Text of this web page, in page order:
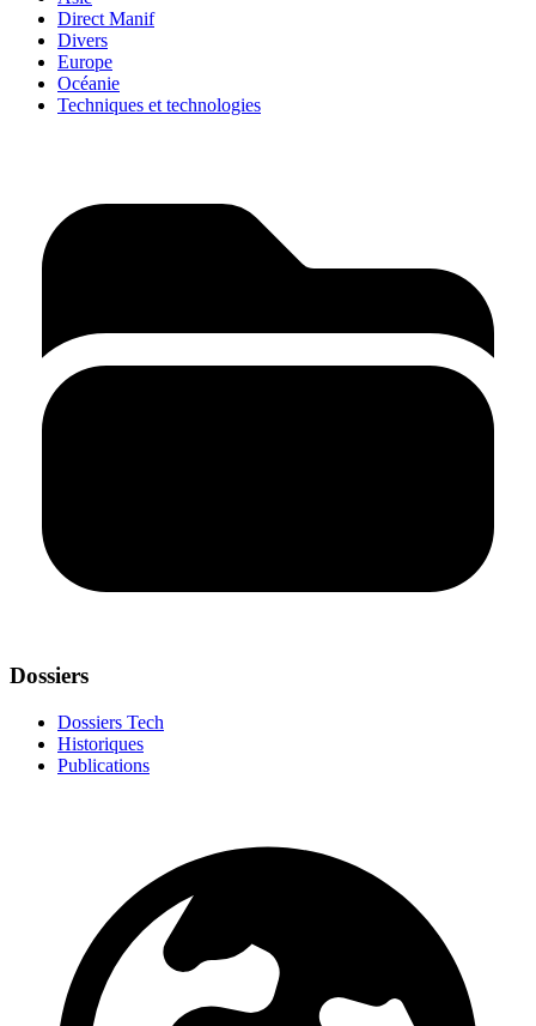
Direct Manif
Divers
Europe
Océanie
Techniques et technologies
Dossiers
Dossiers Tech
Historiques
Publications